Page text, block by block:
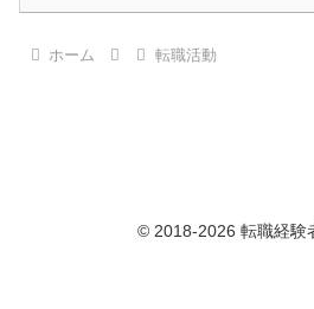
ホーム 転職活動
© 2018-2026 転職経験